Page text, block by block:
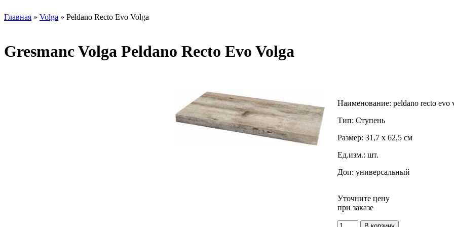
Главная » Volga » Peldano Recto Evo Volga
Gresmanc Volga Peldano Recto Evo Volga
Наименование: peldano recto evo
Тип: Ступень
Размер: 31,7 x 62,5 см
Ед.изм.: шт.
Доп: универсальный
Уточните цену
при заказе